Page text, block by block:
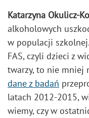
Katarzyna Okulicz-
alkoholowych
w populacji
FAS, czyli dzieci z
twarzy, to nie mniej
dane z badań
latach 2012-2015,
wiemy, czy w